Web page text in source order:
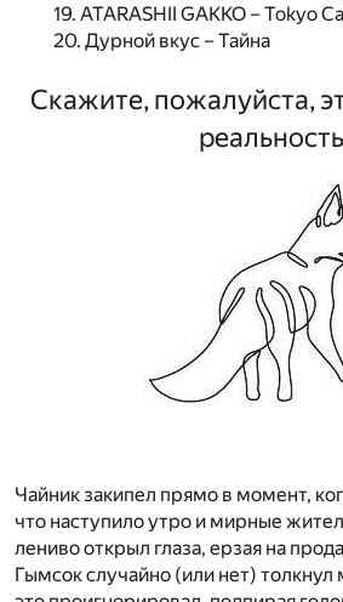
19. ATARASHII GAKKO – Tokyo
20. Дурной вкус – Тайна
Скажите, пожалуйста,
реальность
Чайник закипел прямо в момент,
что наступило утро и мирные
лениво открыл глаза, ерзая на
Гымсок случайно (или нет) толкнул